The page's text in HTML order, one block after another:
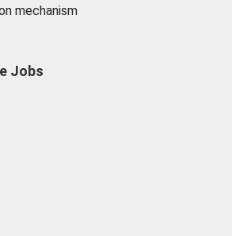
mechanism
Jobs